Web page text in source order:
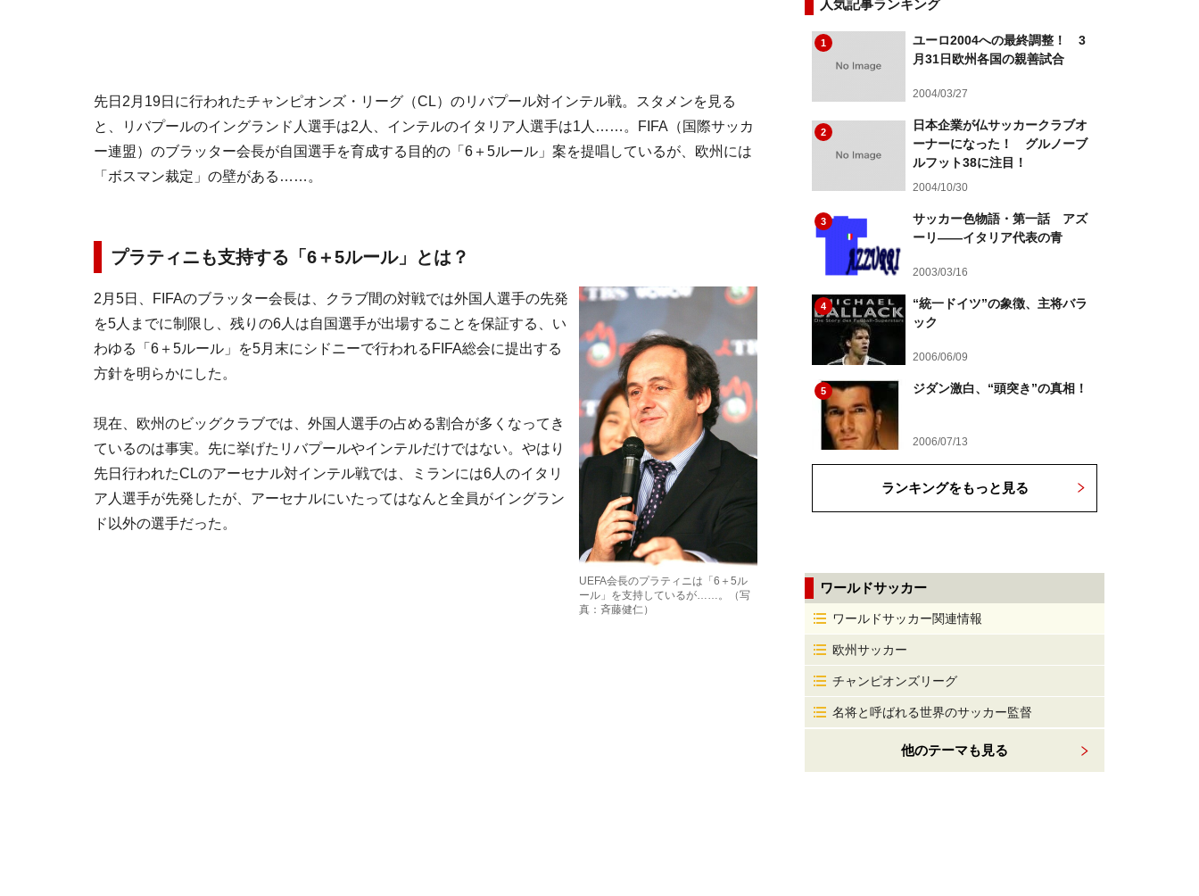
先日2月19日に行われたチャンピオンズ・リーグ（CL）のリバプール対インテル戦。スタメンを見る
と、リバプールのイングランド人選手は2人、インテルのイタリア人選手は1人……。FIFA（国際サッカ
ー連盟）のブラッター会長が自国選手を育成する目的の「6＋5ルール」案を提唱しているが、欧州には
「ボスマン裁定」の壁がある……。
プラティニも支持する「6＋5ルール」とは？
UEFA会長のプラティニは「6＋5ル
ール」を支持しているが……。（写
真：斉藤健仁）
2月5日、FIFAのブラッター会長は、クラブ間の対戦では外国人選手の先発
を5人までに制限し、残りの6人は自国選手が出場することを保証する、い
わゆる「6＋5ルール」を5月末にシドニーで行われるFIFA総会に提出する
方針を明らかにした。
現在、欧州のビッグクラブでは、外国人選手の占める割合が多くなってき
ているのは事実。先に挙げたリバプールやインテルだけではない。やはり
先日行われたCLのアーセナル対インテル戦では、ミランには6人のイタリ
ア人選手が先発したが、アーセナルにいたってはなんと全員がイングラン
ド以外の選手だった。
人気記事ランキング
1
ユーロ2004への最終調整！ 3
月31日欧州各国の親善試合
2004/03/27
2
日本企業が仏サッカークラブオ
ーナーになった！ グルノーブ
ルフット38に注目！
2004/10/30
3
サッカー色物語・第一話 アズ
ーリ――イタリア代表の青
2003/03/16
4
“統一ドイツ”の象徴、主将バラ
ック
2006/06/09
5 ジダン激白、“頭突き”の真相！
2006/07/13
ランキングをもっと見る
ワールドサッカー
ワールドサッカー関連情報
欧州サッカー
チャンピオンズリーグ
名将と呼ばれる世界のサッカー監督
他のテーマも見る